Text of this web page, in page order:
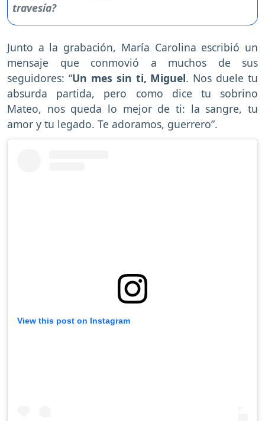
Junto a la grabación, María Carolina escribió un
mensaje que conmovió a muchos de sus
seguidores: “Un mes sin ti, Miguel. Nos duele tu
absurda partida, pero como dice tu sobrino
Mateo, nos queda lo mejor de ti: la sangre, tu
amor y tu legado. Te adoramos, guerrero”.
View this post on Instagram